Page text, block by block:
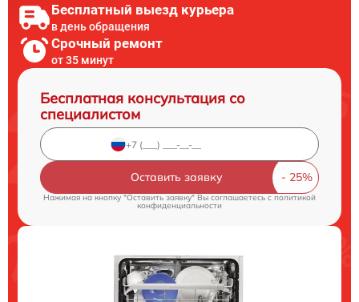
Бесплатный выезд курьера
в день обращения
Срочный ремонт
от 35 минут
Бесплатная консультация со
специалистом
Оставить заявку
Нажимая на кнопку "Оставить заявку" Вы соглашаетесь c политикой
конфиденциальности